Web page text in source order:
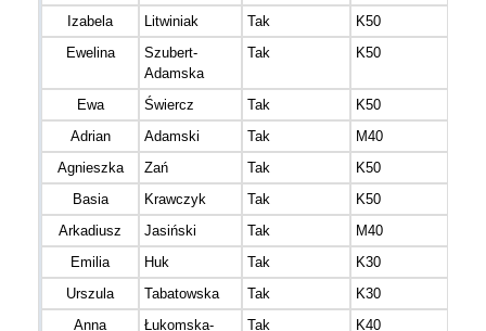
Izabela Litwiniak Tak
K50
Ewelina
Szubert-
Adamska
Tak K50
Ewa Świercz Tak
K50
Adrian
Adamski Tak
M40
Agnieszka
Zań Tak
K50
Basia
Krawczyk Tak
K50
Arkadiusz
Jasiński Tak
M40
Emilia
Huk Tak
K30
Urszula
Tabatowska Tak
K30
Anna
Łukomska-
Tak K40